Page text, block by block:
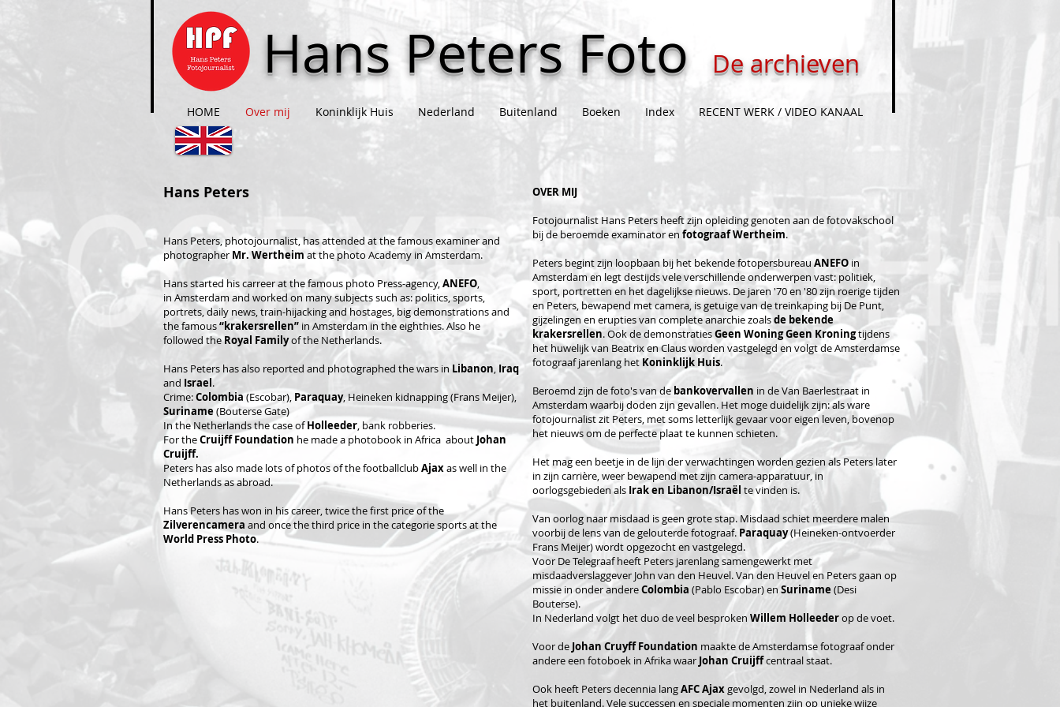
HOME Over mij Koninklijk Huis Nederland Buitenland Boeken Index RECENT WERK / VIDEO KANAAL
Hans Peters Foto De archieven
Hans Peters
Hans Peters, photojournalist, has attended at the famous examiner and
photographer Mr. Wertheimat the photo Academy in Amsterdam.
Hans started his carreer at the famous photo Press-agency,ANEFO,
in Amsterdam and worked on many subjects such as: politics, sports,
portrets, daily news, train-hijacking and hostages, big demonstrations and
the famous“krakersrellen” in Amsterdam in the eighthies. Also he
followed theRoyal Familyof the Netherlands.
Hans Peters has also reported and photographed the wars in Libanon, Iraq
and Israel.
Crime:Colombia(Escobar), Paraquay, Heineken kidnapping (Frans Meijer),
Suriname(Bouterse Gate)
In the Netherlands the case ofHolleeder, bank robberies.
For theCruijff Foundation he made a photobook in Africa about Johan
Cruijff.
Peters has also made lots of photos of the footballclubAjaxas well in the
Netherlands as abroad.
Hans Peters has won in his career, twice the first price of the
Zilverencamera and once the third price in the categorie sports at the
World Press Photo.
OVER MIJ
Fotojournalist Hans Peters heeft zijn opleiding genoten aan de fotovakschool
bij de beroemde examinator en fotograaf Wertheim.
Peters begint zijn loopbaan bij het bekende fotopersbureauANEFOin
Amsterdam en legt destijds vele verschillende onderwerpen vast: politiek,
sport, portretten en het dagelijkse nieuws. De jaren '70 en '80 zijn roerige tijden
en Peters, bewapend met camera, is getuige van de treinkaping bij De Punt,
gijzelingen en erupties van complete anarchie zoalsde bekende
krakersrellen. Ook de demonstratiesGeen Woning Geen Kroningtijdens
het huwelijk van Beatrix en Claus worden vastgelegd en volgt de Amsterdamse
fotograaf jarenlang het Koninklijk Huis.
Beroemd zijn de foto's van debankovervallen in de Van Baerlestraat in
Amsterdam waarbij doden zijn gevallen. Het moge duidelijk zijn: als ware
fotojournalist zit Peters, met soms letterlijk gevaar voor eigen leven, bovenop
het nieuws om de perfecte plaat te kunnen schieten.
Het mag een beetje in de lijn der verwachtingen worden gezien als Peters later
in zijn carrière, weer bewapend met zijn camera-apparatuur, in
oorlogsgebieden als Irak en Libanon/Israël te vinden is.
Van oorlog naar misdaad is geen grote stap. Misdaad schiet meerdere malen
voorbij de lens van de gelouterde fotograaf. Paraquay(Heineken-ontvoerder
Frans Meijer) wordt opgezocht en vastgelegd.
Voor De Telegraaf heeft Peters jarenlang samengewerkt met
misdaadverslaggever John van den Heuvel. Van den Heuvel en Peters gaan op
missie in onder andereColombia (Pablo Escobar) enSuriname (Desi
Bouterse).
In Nederland volgt het duo de veel besproken Willem Holleederop de voet.
Voor de Johan Cruyff Foundation maakte de Amsterdamse fotograaf onder
andere een fotoboek in Afrika waar Johan Cruijffcentraal staat.
Ook heeft Peters decennia langAFC Ajaxgevolgd, zowel in Nederland als in
het buitenland. Vele successen en speciale momenten zijn op unieke wijze